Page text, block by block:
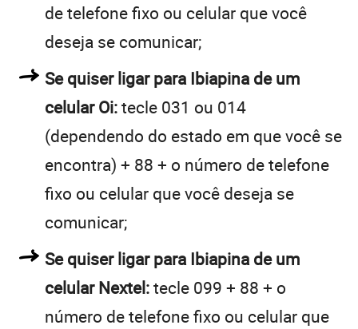
de telefone fixo ou celular que você
deseja se comunicar;
Se quiser ligar para Ibiapina de um
celular Oi:tecle 031 ou 014
(dependendo do estado em que você se
encontra) + 88 + o número de telefone
fixo ou celular que você deseja se
comunicar;
Se quiser ligar para Ibiapina de um
celular Nextel:tecle 099 + 88 + o
número de telefone fixo ou celular que